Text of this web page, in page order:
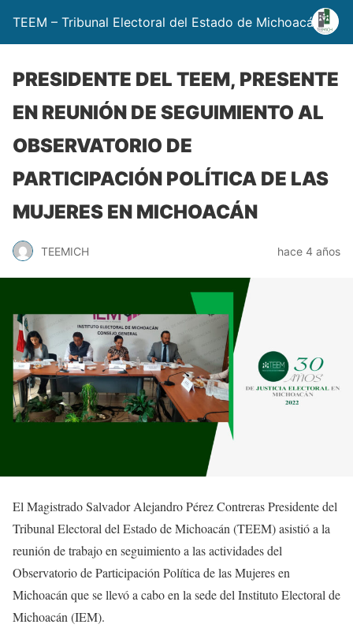
TEEM – Tribunal Electoral del Estado de Michoacán
PRESIDENTE DEL TEEM, PRESENTE
EN REUNIÓN DE SEGUIMIENTO AL
OBSERVATORIO DE
PARTICIPACIÓN POLÍTICA DE LAS
MUJERES EN MICHOACÁN
TEEMICH hace 4 años
El Magistrado Salvador Alejandro Pérez Contreras Presidente del
Tribunal Electoral del Estado de Michoacán (TEEM) asistió a la
reunión de trabajo en seguimiento a las actividades del
Observatorio de Participación Política de las Mujeres en
Michoacán que se llevó a cabo en la sede del Instituto Electoral de
Michoacán (IEM).